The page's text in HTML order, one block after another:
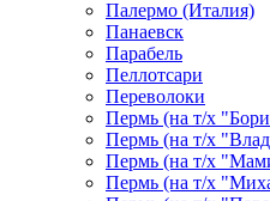
Палермо (Италия)
Панаевск
Парабель
Пеллотсари
Переволоки
Пермь (на т/х
Пермь (на т/х
Пермь (на т/х
Пермь (на т/х